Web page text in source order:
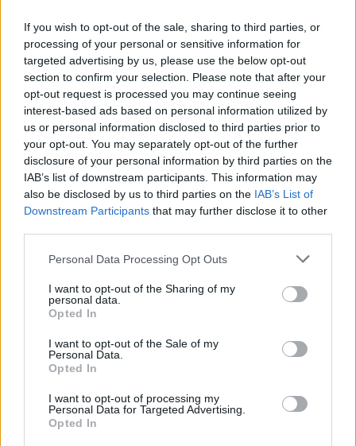
If you wish to opt-out of the sale, sharing to third parties, or
processing of your personal or sensitive information for
targeted advertising by us, please use the below opt-out
section to confirm your selection. Please note that after your
opt-out request is processed you may continue seeing
interest-based ads based on personal information utilized by
us or personal information disclosed to third parties prior to
your opt-out. You may separately opt-out of the further
disclosure of your personal information by third parties on the
IAB’s list of downstream participants. This information may
also be disclosed by us to third parties on the IAB’s List of
Downstream Participants that may further disclose it to other
Personal Data Processing Opt Outs
I want to opt-out of the Sharing of my
personal data.
Opted In
I want to opt-out of the Sale of my
Personal Data.
Opted In
I want to opt-out of processing my
Personal Data for Targeted Advertising.
Opted In
Du tarptautinėse karinėse pratybose „Afrikos
liūtas 2026“ („African Lion 2026“) dalyvavę
kariai dingo gegužės pradžioje. Praėjusį
šeštadienį buvo rastas pirmojo dingusio
kareivio kūnas. Jis, Maroko kariuomenės
duomenimis, buvo ištrauktas iš jūros. Pasak
JAV pajėgų, šie palaikai jau pervežti į JAV.
kad kariai galimai įkrito į jūrą. Esą labai
tikėtina, kad tai nelaimingas atsitikimas. „The
Wall Street“ rašė, kad dingusieji, tikėtina,
pasibaigus pratyboms buvo išėję
pasivaikščioti.
Pratybos „Afrikos liūtas 2026“ prasidėjo